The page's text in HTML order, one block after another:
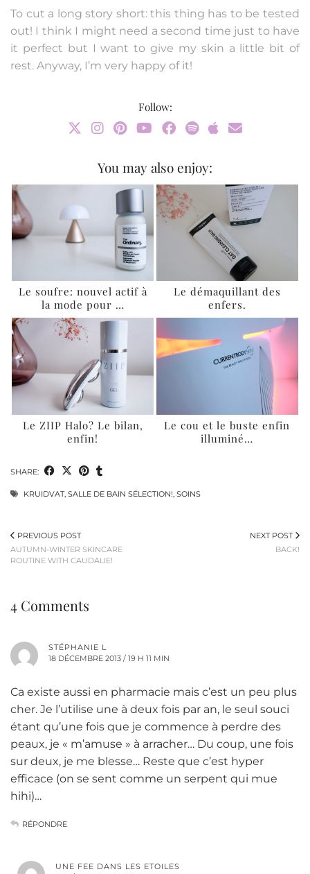
To cut a long story short: this thing has to be tested
out! I think I might need a second time just to have
it perfect but I want to give my skin a little bit of
rest. Anyway, I’m very happy of it!
Follow:
You may also enjoy:
Le soufre: nouvel actif à
la mode pour …
Le démaquillant des
enfers.
Le ZIIP Halo? Le bilan,
enfin!
Le cou et le buste enfin
illuminé…
SHARE:
KRUIDVAT, SALLE DE BAIN SÉLECTION!, SOINS
PREVIOUS POST
AUTUMN-WINTER SKINCARE
ROUTINE WITH CAUDALIE!
NEXT POST
BACK!
4 Comments
STÉPHANIE L
18 DÉCEMBRE 2013 / 19 H 11 MIN
Ca existe aussi en pharmacie mais c’est un peu plus
cher. Je l’utilise une à deux fois par an, le seul souci
étant qu’une fois que je commence à perdre des
peaux, je « m’amuse » à arracher… Du coup, une fois
sur deux, je me blesse… Reste que c’est hyper
efficace (on se sent comme un serpent qui mue
hihi)…
RÉPONDRE
UNE FEE DANS LES ETOILES